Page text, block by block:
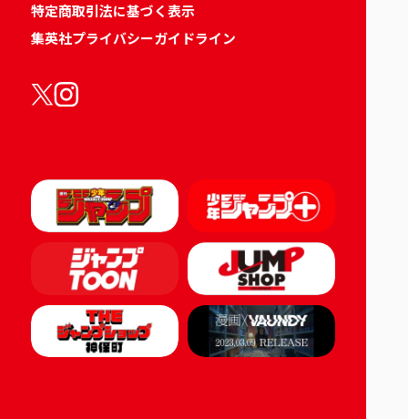
特定商取引法に基づく表示
集英社プライバシーガイドライン